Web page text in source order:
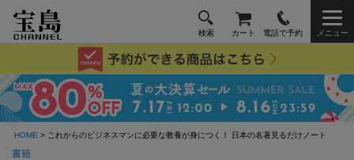
検索 カート 電話で予約 メニュー
HOME > これからのビジネスマンに必要な教養が身につく！ 日本の名著見るだけノート
書籍